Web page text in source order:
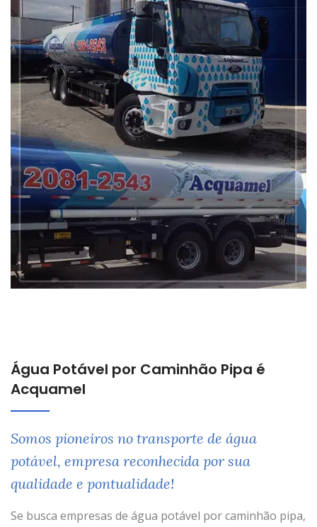
Água Potável por Caminhão Pipa é
Acquamel
Somos pioneiros no transporte de água
potável, empresa reconhecida por sua
qualidade e pontualidade!
Se busca empresas de água potável por caminhão pipa,